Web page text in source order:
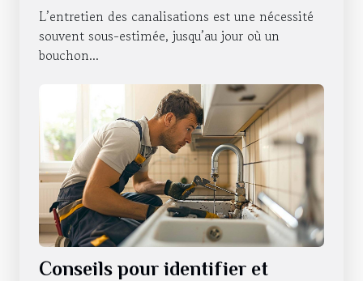
débouchage de canalisations à
Strasbourg ?
L’entretien des canalisations est une nécessité
souvent sous-estimée, jusqu’au jour où un
bouchon...
Conseils pour identifier et